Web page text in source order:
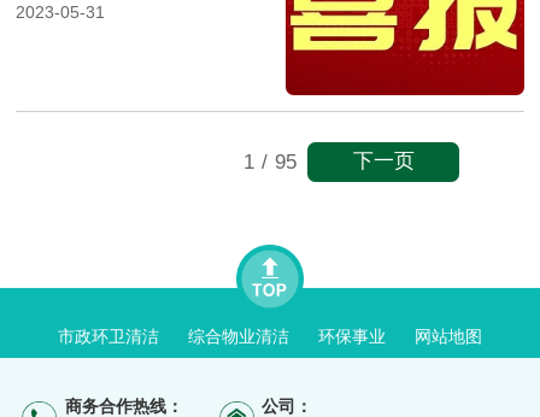
2023-05-31
1 / 95 下一页
市政环卫清洁 综合物业清洁 环保事业 网站地图
商务合作热线：
公司：